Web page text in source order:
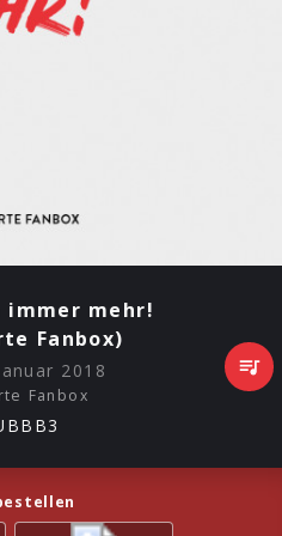
immer mehr!
Fanbox)
2018
Fanbox